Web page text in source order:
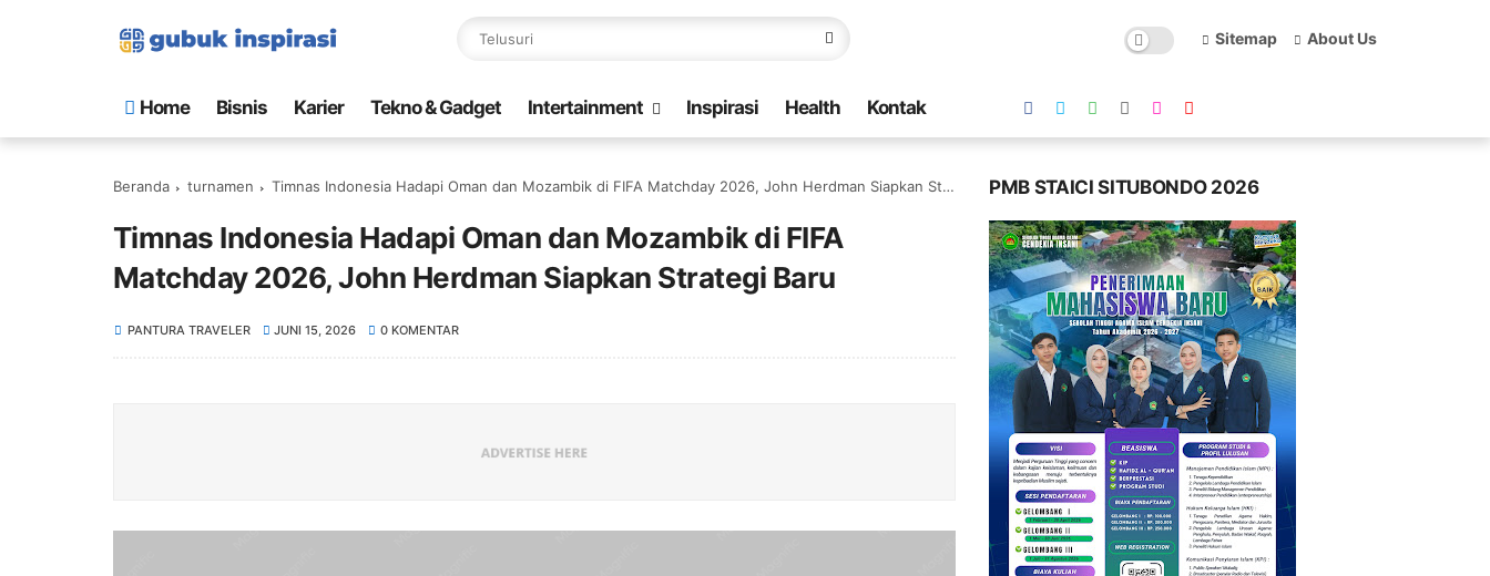
Sitemap About Us
Home Bisnis Karier Tekno & Gadget Intertainment Inspirasi Health Kontak
Beranda turnamen Timnas Indonesia Hadapi Oman dan Mozambik di FIFA Matchday 2026, John Herdman Siapkan Strategi Baru
Timnas Indonesia Hadapi Oman dan Mozambik di FIFA
Matchday 2026, John Herdman Siapkan Strategi Baru
PANTURA TRAVELER JUNI 15, 2026 0 KOMENTAR
PMB STAICI SITUBONDO 2026